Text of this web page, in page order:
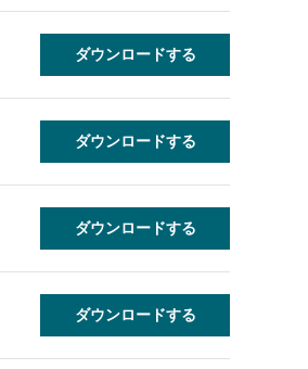
ダウンロードする
ダウンロードする
ダウンロードする
ダウンロードする